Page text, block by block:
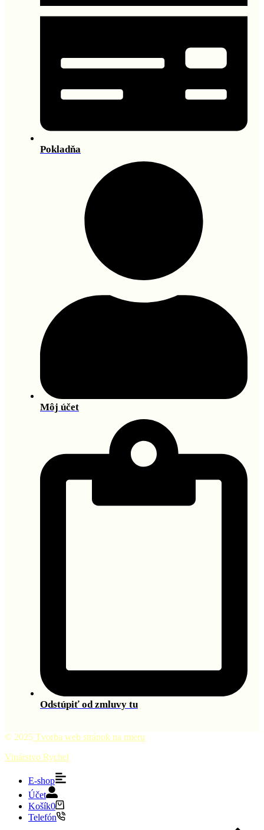
Pokladňa
Môj účet
Odstúpiť od zmluvy tu
© 2025 Tvorba web stránok na mieru
Vinárstvo Rychel
E-shop
Účet
Košík0
Telefón